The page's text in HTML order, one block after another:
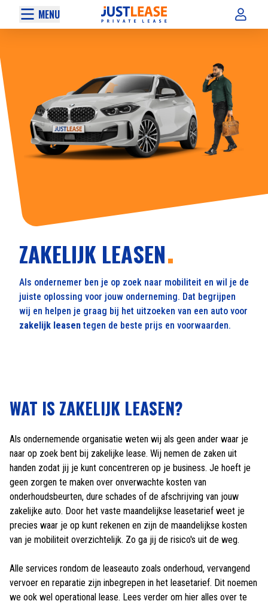
MENU
ZAKELIJK LEASEN
Als ondernemer ben je op zoek naar mobiliteit en wil je de
juiste oplossing voor jouw onderneming. Dat begrijpen
wij en helpen je graag bij het uitzoeken van een auto voor
zakelijk leasentegen de beste prijs en voorwaarden.
WAT IS ZAKELIJK LEASEN?
Als ondernemende organisatie weten wij als geen ander waar je
naar op zoek bent bij zakelijke lease. Wij nemen de zaken uit
handen zodat jij je kunt concentreren op je business. Je hoeft je
geen zorgen te maken over onverwachte kosten van
onderhoudsbeurten, dure schades of de afschrijving van jouw
zakelijke auto. Door het vaste maandelijkse leasetarief weet je
precies waar je op kunt rekenen en zijn de maandelijkse kosten
van je mobiliteit overzichtelijk. Zo ga jij de risico's uit de weg.
Alle services rondom de leaseauto zoals onderhoud, vervangend
vervoer en reparatie zijn inbegrepen in het leasetarief. Dit noemen
we ook wel operational lease. Lees verder om hier alles over te